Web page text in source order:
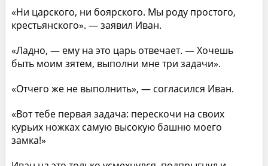
«Ни царского, ни боярского. Мы роду простого,
крестьянского». — заявил Иван.
«Ладно, — ему на это царь отвечает. — Хочешь
быть моим зятем, выполни мне три задачи».
«Отчего же не выполнить», — согласился Иван.
«Вот тебе первая задача: перескочи на своих
курьих ножках самую высокую башню моего
замка!»